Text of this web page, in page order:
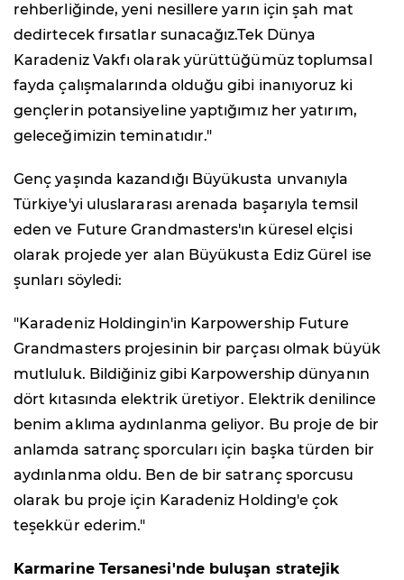
rehberliğinde, yeni nesillere yarın için şah mat
dedirtecek fırsatlar sunacağız.Tek Dünya
Karadeniz Vakfı olarak yürüttüğümüz toplumsal
fayda çalışmalarında olduğu gibi inanıyoruz ki
gençlerin potansiyeline yaptığımız her yatırım,
geleceğimizin teminatıdır."
Genç yaşında kazandığı Büyükusta unvanıyla
Türkiye'yi uluslararası arenada başarıyla temsil
eden ve Future Grandmasters'ın küresel elçisi
olarak projede yer alan Büyükusta Ediz Gürel ise
şunları söyledi:
"Karadeniz Holdingin'in Karpowership Future
Grandmasters projesinin bir parçası olmak büyük
mutluluk. Bildiğiniz gibi Karpowership dünyanın
dört kıtasında elektrik üretiyor. Elektrik denilince
benim aklıma aydınlanma geliyor. Bu proje de bir
anlamda satranç sporcuları için başka türden bir
aydınlanma oldu. Ben de bir satranç sporcusu
olarak bu proje için Karadeniz Holding'e çok
teşekkür ederim."
Karmarine Tersanesi'nde buluşan stratejik